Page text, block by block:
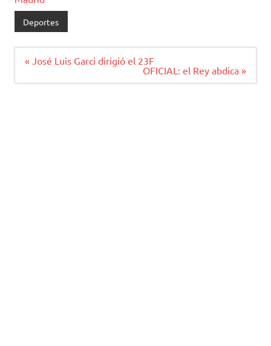
Deportes
Navegación
« José Luis Garci dirigió el 23F
OFICIAL: el Rey abdica »